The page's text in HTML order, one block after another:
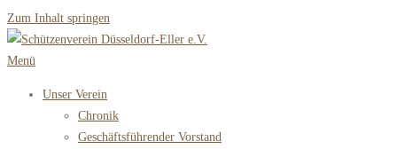
Zum Inhalt springen
Menü
Unser Verein
Chronik
Geschäftsführender Vorstand